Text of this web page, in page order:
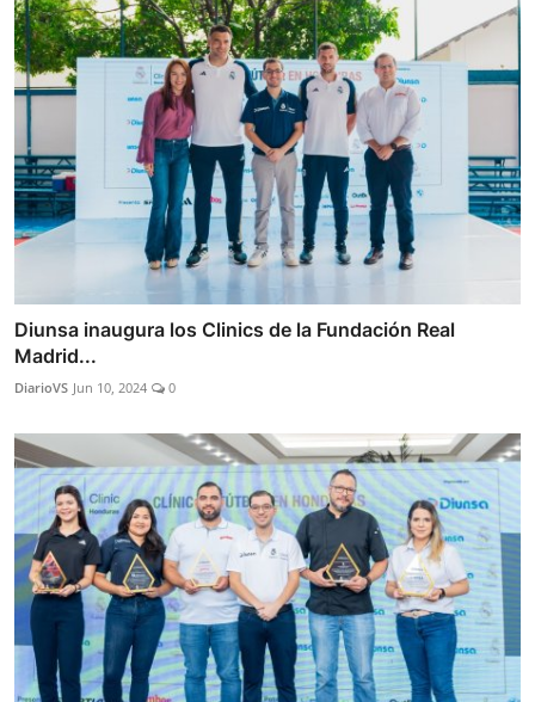
Diunsa inaugura los Clinics de la Fundación Real
Madrid...
DiarioVS Jun 10, 2024 0